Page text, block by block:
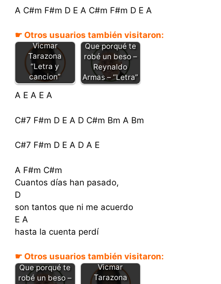
A C#m F#m D E A C#m F#m D E A
☛ Otros usuarios también visitaron:
Beso robado -
Vicmar
Tarazona
“Letra y
cancion”
Que porqué te
robé un beso –
Reynaldo
Armas – “Letra”
A E A E A
C#7 F#m D E A D C#m Bm A Bm
C#7 F#m D E A D A E
A F#m C#m
Cuantos días han pasado,
D
son tantos que ni me acuerdo
E A
hasta la cuenta perdí
☛ Otros usuarios también visitaron:
Que porqué te
robé un beso –
Beso robado -
Vicmar
Tarazona